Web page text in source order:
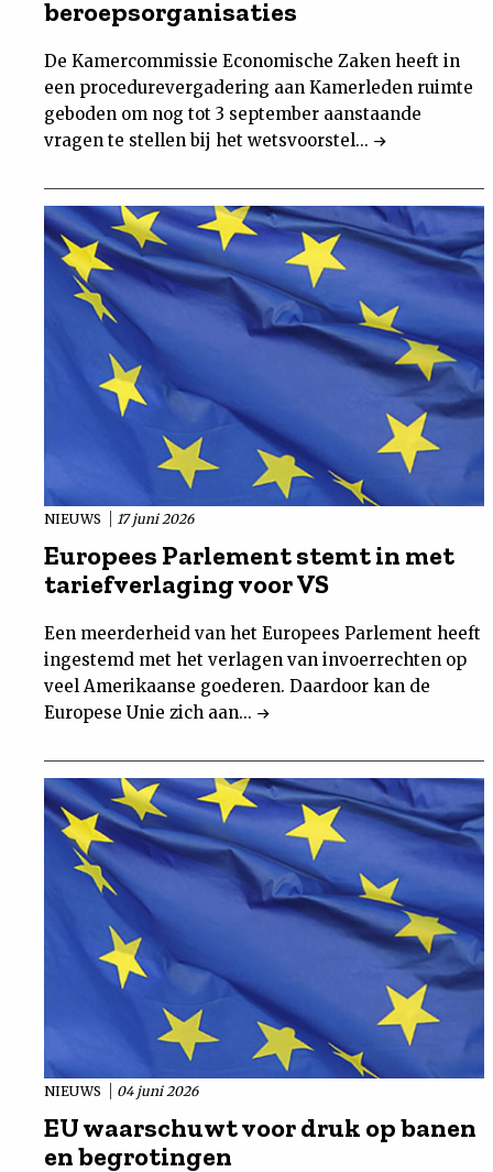
beroepsorganisaties
De Kamercommissie Economische Zaken heeft in
een procedurevergadering aan Kamerleden ruimte
geboden om nog tot 3 september aanstaande
vragen te stellen bij het wetsvoorstel...
NIEUWS 17 juni 2026
Europees Parlement stemt in met
tariefverlaging voor VS
Een meerderheid van het Europees Parlement heeft
ingestemd met het verlagen van invoerrechten op
veel Amerikaanse goederen. Daardoor kan de
Europese Unie zich aan...
NIEUWS 04 juni 2026
EU waarschuwt voor druk op banen
en begrotingen